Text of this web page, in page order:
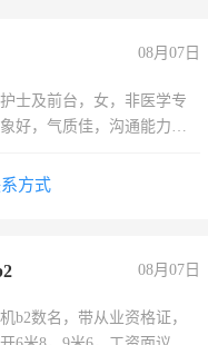
08月07日
士及前台，女，非医学专
好，气质佳，沟通能力
方式
08月07日
b2数名，带从业资格证，